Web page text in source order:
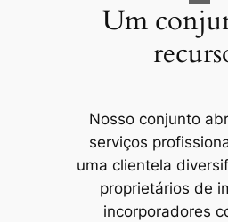
Um
Nosso conjunto
serviços
uma clientela
proprietários de
incorporadores